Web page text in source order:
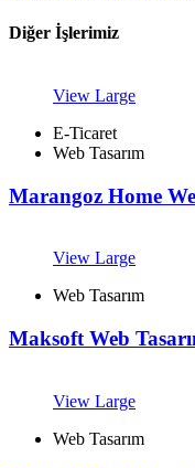
Diğer İşlerimiz
View Large
E-Ticaret
Web Tasarım
Marangoz Home
View Large
Web Tasarım
Maksoft Web
View Large
Web Tasarım